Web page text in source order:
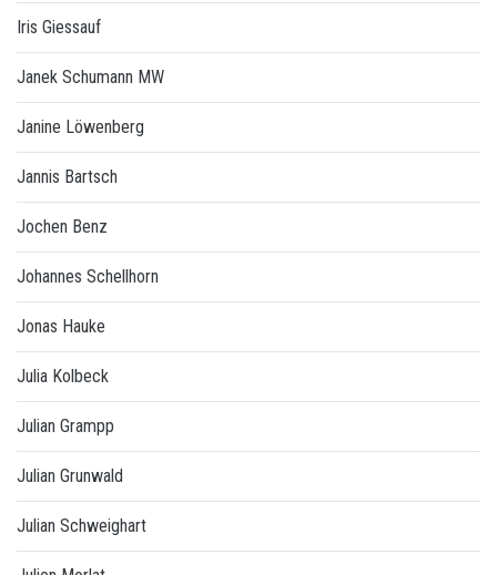
Iris Giessauf
Janek Schumann MW
Janine Löwenberg
Jannis Bartsch
Jochen Benz
Johannes Schellhorn
Jonas Hauke
Julia Kolbeck
Julian Grampp
Julian Grunwald
Julian Schweighart